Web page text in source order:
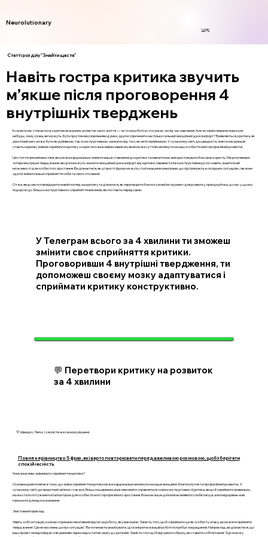
Neurolutionary
Login
Статті розділу "Знайти щастя"
Навіть гостра критика звучить
м’якше після проговорення 4
внутрішніх тверджень
Кожен із нас стикається з критикою в різних аспектах свого життя — чи то на роботі, в стосунках, чи під час навчання. Але чи замислювалися ви коли-
небудь, чому слова, які можуть бути простим висловленням думки, здатні спричиняти настільки сильний емоційний дискомфорт? Виявляється, критика, як
двосічний меч, може бути як руйнівною, так і конструктивною, залежно від того, як ми її сприймаємо. У сучасному світі, де швидкість змін і конкуренція
стають нормою, уміння сприймати критику з користю є важливим навиком, який може суттєво вплинути на наш особистісний і професійний розвиток.
Ця стаття присвячена темі, яка може кардинально змінити ваше ставлення до критики та навчити вас використовувати її на свою користь. Ми розглянемо
чотири внутрішні твердження, які допоможуть знизити емоційний дискомфорт від критики, перевести її в конструктивне русло і навіть знайти в ній
можливості для особистого зростання. Ви дізнаєтеся, як ці прості фрази можуть стати вашими мантрами, що підтримують в складних ситуаціях, і як вони
здатні змінити ваше сприйняття себе та свого оточення.
Отже, якщо ви готові відкрити новий погляд на критику та дізнатися, як перетворити її на потужний інструмент для розвитку, приєднуйтесь до нас у цьому
подорожі до більш конструктивного сприйняття викликів, які постають перед нами.
У Телеграм всього за 4 хвилини ти зможеш
змінити своє сприйняття критики.
Проговоривши 4 внутрішні твердження, ти
допоможеш своєму мозку адаптуватися і
сприймати критику конструктивно.
💬 Перетвори критику на розвиток
за 4 хвилини
💛 Швидко. Легко. І з ясністю в кожному рішенні.
Повне керівництво: 5 фраз, які варто повторювати перед важливою розмовою, щоб зберігати
спокій і ясність
Чому важливо змінювати сприйняття критики?
Основна ідея полягає в тому, що зміна сприйняття критики може кардинально вплинути на наше емоційне благополуччя та професійний розвиток. У
сучасному світі, де зворотний зв’язок стає все більш поширеним, важливо вміти справлятися з ним конструктивно. Критика, якщо її сприймати правильно,
може стати потужним каталізатором для особистісного і професійного зростання. Вона не лише допомагає виявити слабкі місця, але й відкриває нові
горизонти для вдосконалення.
Змістовний приклад
Уявіть собі ситуацію, коли ви отримали негативний відгук на роботу, яку виконали. Замість того, щоб сприймати це як особисту атаку, ви можете прийняти
твердження: "Це не про мене, це про ситуацію." Ви починаєте аналізувати, що конкретно в вашій роботі потребує покращення. Наприклад, ви дізнаєтеся, що
ваш проект не відповідає очікуванням через недостатню увагу до деталей. Замість того щоб відчувати образу, ви ставите собі питання: "Що я можу